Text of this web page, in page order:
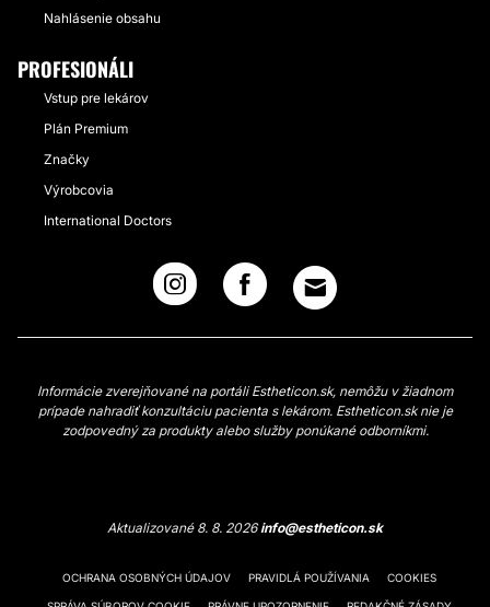
Nahlásenie obsahu
PROFESIONÁLI
Vstup pre lekárov
Plán Premium
Značky
Výrobcovia
International Doctors
Informácie zverejňované na portáli Estheticon.sk, nemôžu v žiadnom
prípade nahradiť konzultáciu pacienta s lekárom. Estheticon.sk nie je
zodpovedný za produkty alebo služby ponúkané odborníkmi.
Aktualizované 8. 8. 2026info@estheticon.sk
OCHRANA OSOBNÝCH ÚDAJOV PRAVIDLÁ POUŽÍVANIA COOKIES